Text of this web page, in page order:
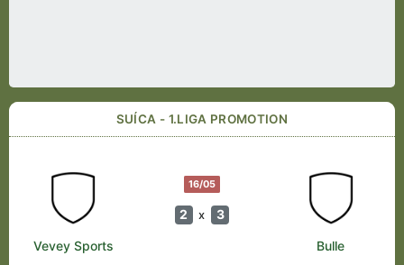
SUÍCA - 1.LIGA PROMOTION
16/05
2 x 3
Vevey Sports Bulle